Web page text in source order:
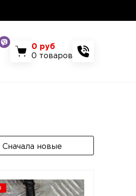
0 руб
0 товаров
Сначала новые